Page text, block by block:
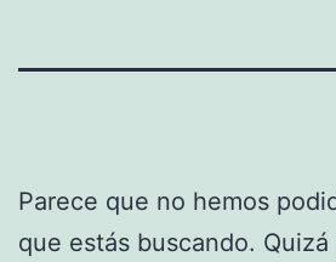
Parece que no hemos
que estás buscando.